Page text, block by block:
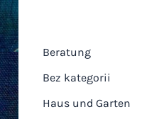
Beratung
Bez kategorii
Haus und Garten